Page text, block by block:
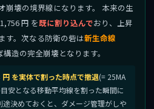
崩壊の境界線になります。 本来の生
円 を既に割り込んでおり、上昇
す。次なる防衛の砦は新生命線
造の完全崩壊となります。
を実体で割った時点で撤退(= 25MA
安となる移動平均線を割った瞬間に
決めておくと、ダメージ管理がしや